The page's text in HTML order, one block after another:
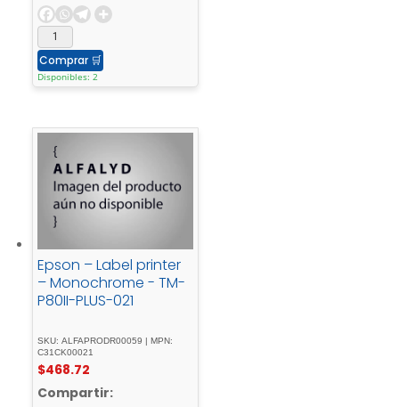
Comprar 🛒
Disponibles: 2
Epson – Label printer
– Monochrome - TM-
P80II-PLUS-021
SKU: ALFAPRODR00059 | MPN:
C31CK00021
$468.72
Compartir: